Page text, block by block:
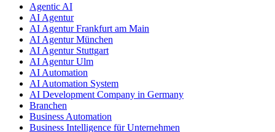
Agentic AI
AI Agentur
AI Agentur Frankfurt am Main
AI Agentur München
AI Agentur Stuttgart
AI Agentur Ulm
AI Automation
AI Automation System
AI Development Company in Germany
Branchen
Business Automation
Business Intelligence für Unternehmen